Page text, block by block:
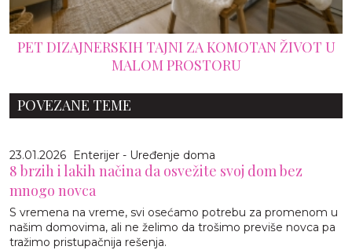
PET DIZAJNERSKIH TAJNI ZA KOMOTAN ŽIVOT U
MALOM PROSTORU
POVEZANE TEME
23.01.2026 Enterijer - Uređenje doma
8 brzih i lakih načina da osvežite svoj dom bez
mnogo novca
S vremena na vreme, svi osećamo potrebu za promenom u
našim domovima, ali ne želimo da trošimo previše novca pa
tražimo pristupačnija rešenja.